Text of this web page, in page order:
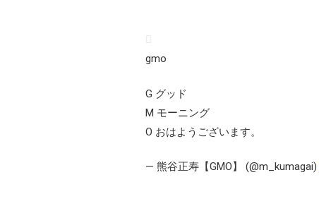
gmo
G グッド
M モーニング
O おはようございます。
— 熊谷正寿【GMO】 (@m_kumagai)